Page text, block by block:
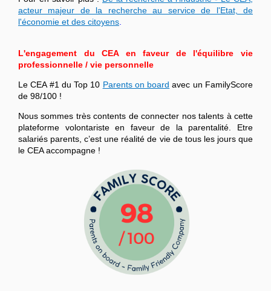
acteur majeur de la recherche au service de l'Etat, de
l'économie et des citoyens
L'engagement du CEA en faveur de l'équilibre vie
professionnelle / vie personnelle
Le CEA #1 du Top 10 Parents on board avec un FamilyScore
de 98/100 !
Nous sommes très contents de connecter nos talents à cette
plateforme volontariste en faveur de la parentalité. Etre
salariés parents, c’est une réalité de vie de tous les jours que
le CEA accompagne !